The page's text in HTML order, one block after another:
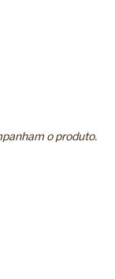
o produto.